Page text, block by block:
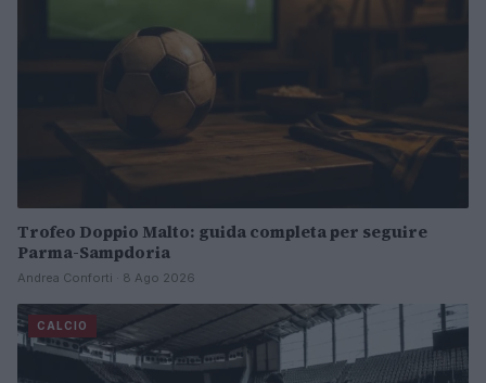
Trofeo Doppio Malto: guida completa per seguire
Parma-Sampdoria
Andrea Conforti · 8 Ago 2026
CALCIO